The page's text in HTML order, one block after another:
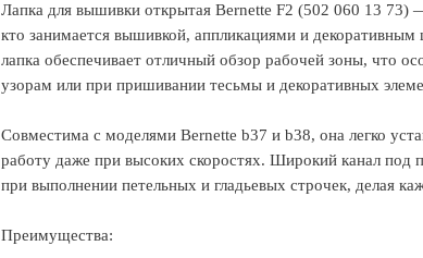
Лапка для вышивки открытая Bernette F2 (502 060 13 73)
кто занимается вышивкой, аппликациями и
лапка обеспечивает отличный обзор рабочей зоны, что
узорам или при пришивании тесьмы и декоративных
Совместима с моделями Bernette b37 и b38, она легко
работу даже при высоких скоростях. Широкий канал под
при выполнении петельных и гладьевых строчек, делая
Преимущества: